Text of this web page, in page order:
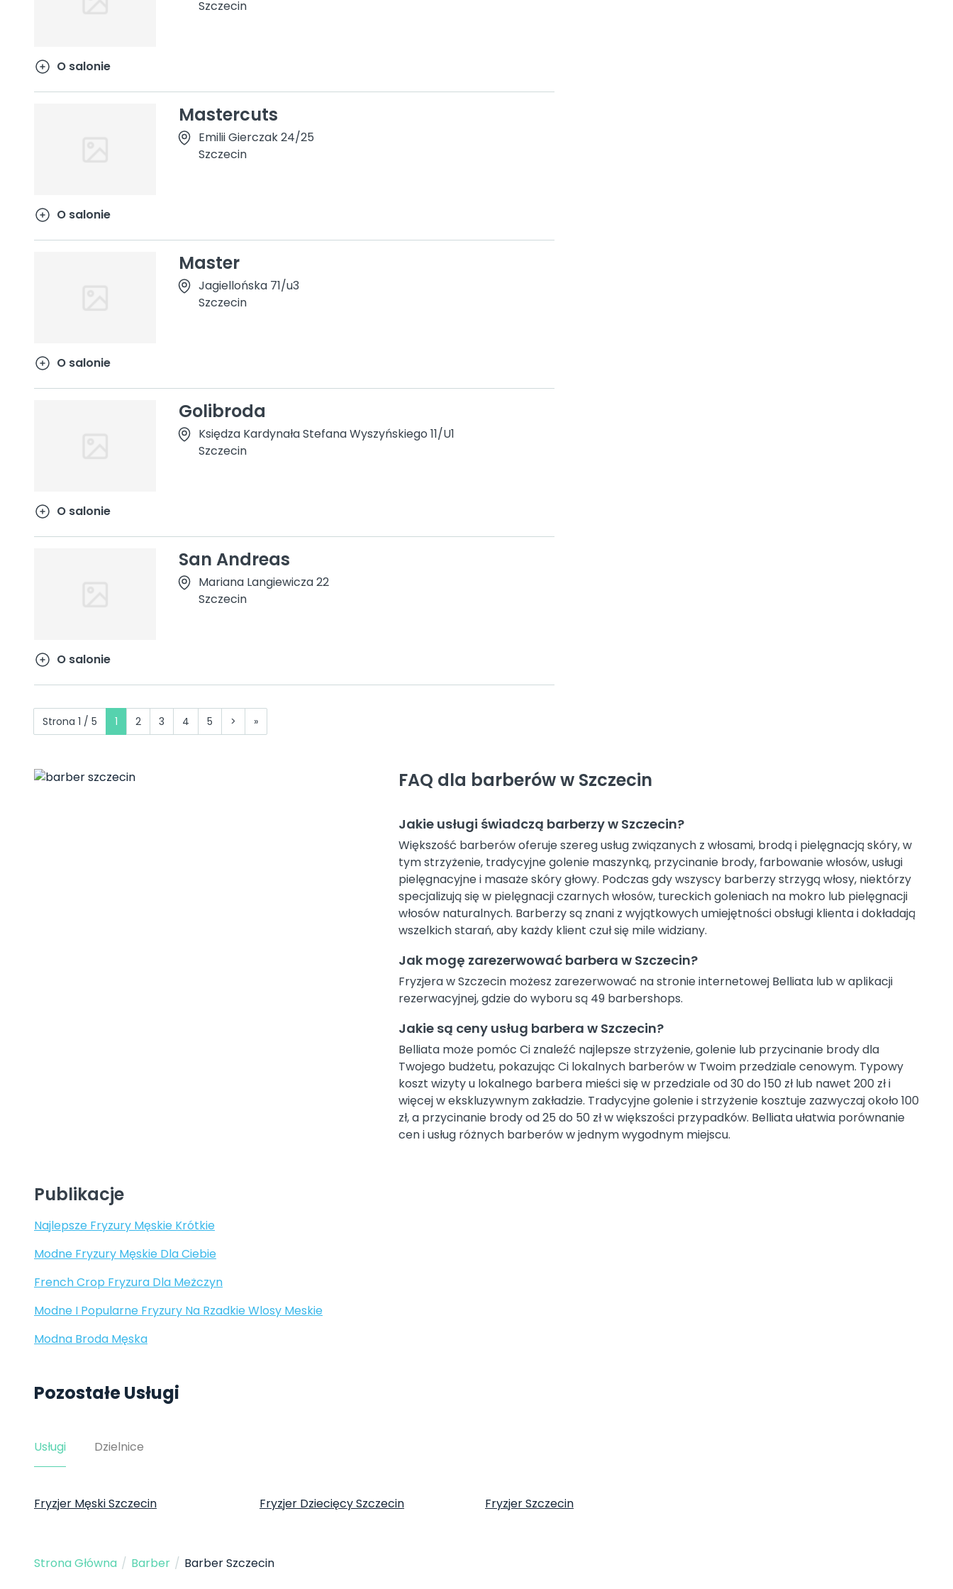
Szczecin
O salonie
Mastercuts
Emilii Gierczak 24/25
Szczecin
O salonie
Master
Jagiellońska 71/u3
Szczecin
O salonie
Golibroda
Księdza Kardynała Stefana Wyszyńskiego 11/U1
Szczecin
O salonie
San Andreas
Mariana Langiewicza 22
Szczecin
O salonie
Strona 1 / 5 1 2 3 4 5 > »
FAQ dla barberów w Szczecin
Jakie usługi świadczą barberzy w Szczecin?
Większość barberów oferuje szereg usług związanych z włosami, brodą i pielęgnacją skóry, w
tym strzyżenie, tradycyjne golenie maszynką, przycinanie brody, farbowanie włosów, usługi
pielęgnacyjne i masaże skóry głowy. Podczas gdy wszyscy barberzy strzygą włosy, niektórzy
specjalizują się w pielęgnacji czarnych włosów, tureckich goleniach na mokro lub pielęgnacji
włosów naturalnych. Barberzy są znani z wyjątkowych umiejętności obsługi klienta i dokładają
wszelkich starań, aby każdy klient czuł się mile widziany.
Jak mogę zarezerwować barbera w Szczecin?
Fryzjera w Szczecin możesz zarezerwować na stronie internetowej Belliata lub w aplikacji
rezerwacyjnej, gdzie do wyboru są 49 barbershops.
Jakie są ceny usług barbera w Szczecin?
Belliata może pomóc Ci znaleźć najlepsze strzyżenie, golenie lub przycinanie brody dla
Twojego budżetu, pokazując Ci lokalnych barberów w Twoim przedziale cenowym. Typowy
koszt wizyty u lokalnego barbera mieści się w przedziale od 30 do 150 zł lub nawet 200 zł i
więcej w ekskluzywnym zakładzie. Tradycyjne golenie i strzyżenie kosztuje zazwyczaj około 100
zł, a przycinanie brody od 25 do 50 zł w większości przypadków. Belliata ułatwia porównanie
cen i usług różnych barberów w jednym wygodnym miejscu.
Publikacje
Najlepsze Fryzury Męskie Krótkie
Modne Fryzury Męskie Dla Ciebie
French Crop Fryzura Dla Meżczyn
Modne I Popularne Fryzury Na Rzadkie Wlosy Meskie
Modna Broda Męska
Pozostałe Usługi
Usługi Dzielnice
Fryzjer Męski Szczecin Fryzjer Dziecięcy Szczecin Fryzjer Szczecin
Strona Główna / Barber / Barber Szczecin